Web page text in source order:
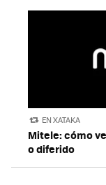
EN XATAKA
Mitele: cómo
o diferido